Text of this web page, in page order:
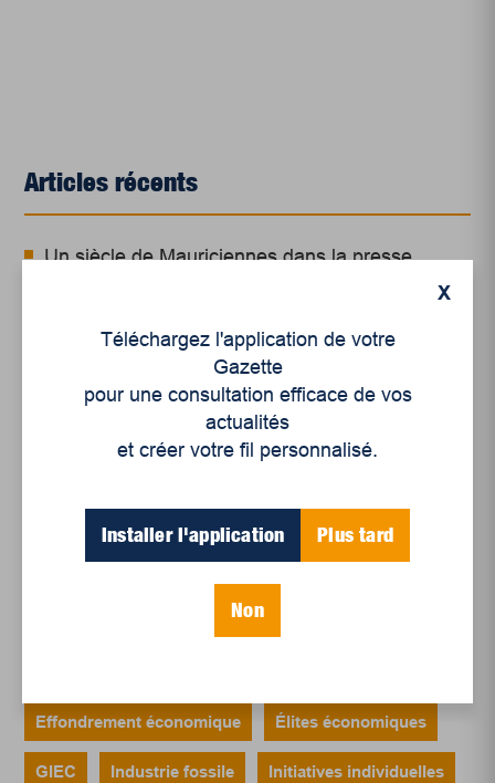
Articles récents
Un siècle de Mauriciennes dans la presse
Le sport professionnel féminin : en mouvement,
en croissance
Et les politiques peinent à suivre
Le sommeil, nouveau défi de santé publique
Mots-clés
changements climatiques
Effondrement économique Élites économiques
GIEC Industrie fossile Initiatives individuelles
X
Téléchargez l'application de votre
Gazette
pour une consultation efficace de vos
actualités
et créer votre fil personnalisé.
Installer l'application Plus tard
Non